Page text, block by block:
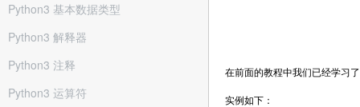
Python3 基本数据类型
Python3 解释器
Python3 注释
Python3 运算符
在前面的教程中我们已经学习
实例如下：